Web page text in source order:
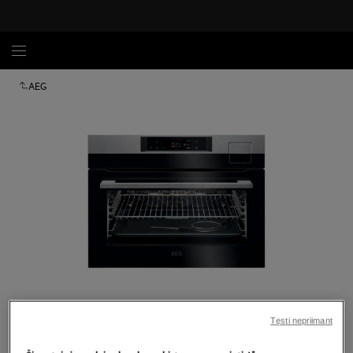
AEG
Spustelėkite, kad padidintumėte mastelį
Tęsti nepriimant